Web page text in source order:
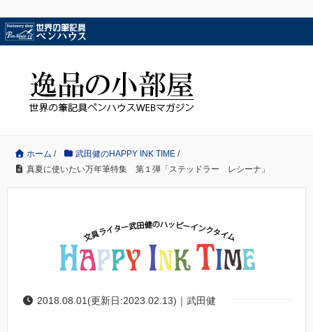
ホーム / 武田健のHAPPY INK TIME /
真夏に使いたい万年筆特集 第１弾「ステッドラー レシーナ」
2018.08.01(更新日:2023.02.13)｜武田健